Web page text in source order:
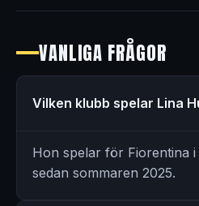
VANLIGA FRÅGOR
Vilken klubb spelar Lina
Hon spelar för Fiorentina i
sedan sommaren 2025.